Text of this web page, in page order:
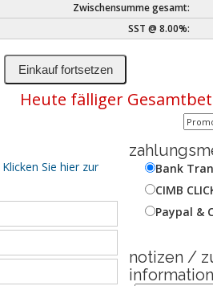
Zwischensumme gesamt:
SST @ 8.00%:
Heute fälliger
Klicken Sie hier zur
Bank
CIMB
Paypal &
notizen /